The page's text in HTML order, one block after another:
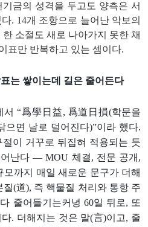
금의 성격을 두고도 양측은 서
. 14개 조항으로 늘어난 악보의
소절도 새로 나아가지 못한 채
표만 반복하고 있는 셈이다.
는 쌓이는데 길은 줄어든다
서 “爲學日益, 爲道日損(학문을
으면 날로 덜어진다)”이라 했다.
이 거꾸로 뒤집혀 적용되는 듯
난다 — MOU 체결, 전문 공개,
까지 매일 새로운 문구가 더해
(道), 즉 핵물질 처리와 통항 주
줄어들기는커녕 60일 뒤로, 또
. 더해지는 것은 말(言)이고, 줄